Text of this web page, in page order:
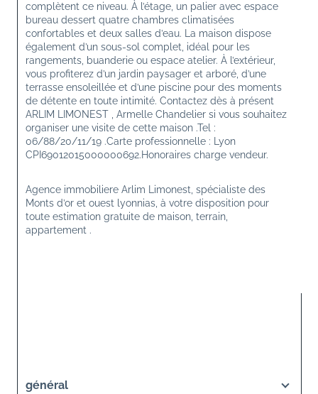
complètent ce niveau. À l’étage, un palier avec espace
bureau dessert quatre chambres climatisées
confortables et deux salles d’eau. La maison dispose
également d’un sous-sol complet, idéal pour les
rangements, buanderie ou espace atelier. À l’extérieur,
vous profiterez d’un jardin paysager et arboré, d’une
terrasse ensoleillée et d’une piscine pour des moments
de détente en toute intimité. Contactez dès à présent
ARLIM LIMONEST , Armelle Chandelier si vous souhaitez
organiser une visite de cette maison .Tel :
06/88/20/11/19 .Carte professionnelle : Lyon
CPI69012015000000692.Honoraires charge vendeur.
Agence immobiliere Arlim Limonest, spécialiste des
Monts d’or et ouest lyonnias, à votre disposition pour
toute estimation gratuite de maison, terrain,
appartement .
général